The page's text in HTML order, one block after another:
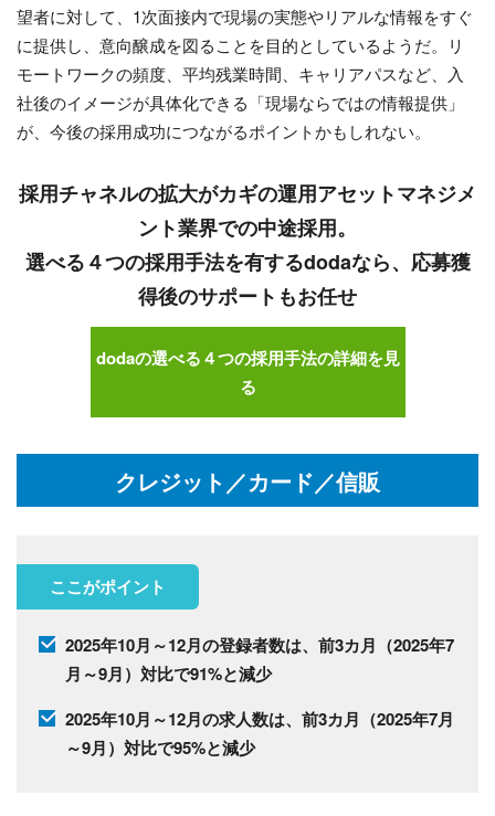
望者に対して、1次面接内で現場の実態やリアルな情報をすぐ
に提供し、意向醸成を図ることを目的としているようだ。リ
モートワークの頻度、平均残業時間、キャリアパスなど、入
社後のイメージが具体化できる「現場ならではの情報提供」
が、今後の採用成功につながるポイントかもしれない。
採用チャネルの拡大がカギの運用アセットマネジメ
ント業界での中途採用。
選べる４つの採用手法を有するdodaなら、応募獲
得後のサポートもお任せ
dodaの選べる４つの採用手法の詳細を見
る
クレジット／カード／信販
ここがポイント
2025年10月～12月の登録者数は、前3カ月（2025年7
月～9月）対比で91%と減少
2025年10月～12月の求人数は、前3カ月（2025年7月
～9月）対比で95%と減少